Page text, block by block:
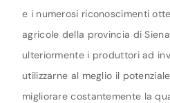
e i numerosi riconoscimenti
agricole della provincia di
ulteriormente i produttori ad
utilizzarne al meglio il
migliorare costantemente la